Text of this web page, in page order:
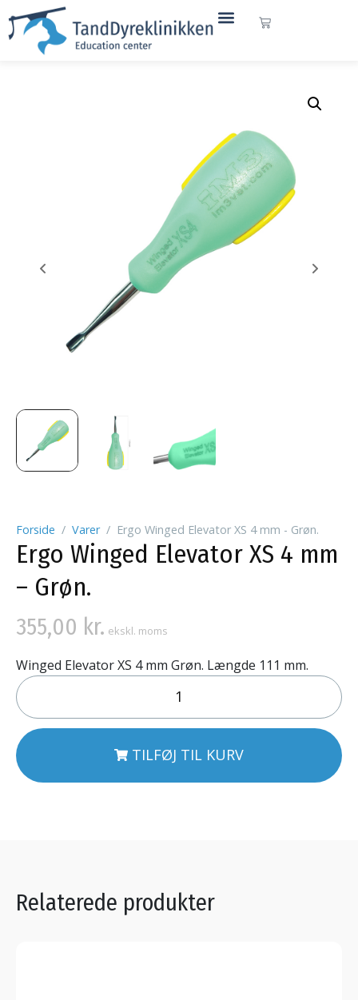
Forside Varer Ergo Winged Elevator XS 4 mm - Grøn.
Ergo Winged Elevator XS 4 mm
– Grøn.
355,00 kr. ekskl. moms
Winged Elevator XS 4 mm Grøn. Længde 111 mm.
TILFØJ TIL KURV
Relaterede produkter